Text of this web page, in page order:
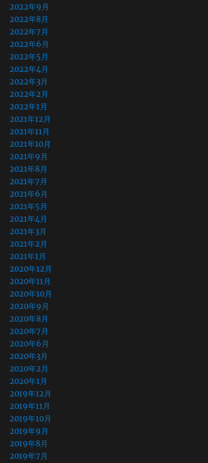
2022年9月
2022年8月
2022年7月
2022年6月
2022年5月
2022年4月
2022年3月
2022年2月
2022年1月
2021年12月
2021年11月
2021年10月
2021年9月
2021年8月
2021年7月
2021年6月
2021年5月
2021年4月
2021年3月
2021年2月
2021年1月
2020年12月
2020年11月
2020年10月
2020年9月
2020年8月
2020年7月
2020年6月
2020年3月
2020年2月
2020年1月
2019年12月
2019年11月
2019年10月
2019年9月
2019年8月
2019年7月